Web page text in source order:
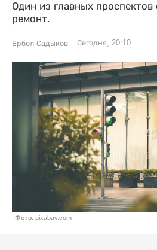
Один из главных
ремонт.
Ербол Садыков Сегодня, 20:10
Фото: pixabay.com